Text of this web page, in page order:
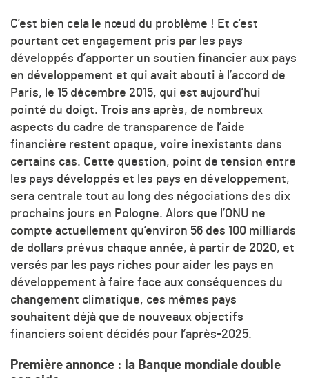
C’est bien cela le nœud du problème ! Et c’est
pourtant cet engagement pris par les pays
développés d’apporter un soutien financier aux pays
en développement et qui avait abouti à l’accord de
Paris, le 15 décembre 2015, qui est aujourd’hui
pointé du doigt. Trois ans après, de nombreux
aspects du cadre de transparence de l’aide
financière restent opaque, voire inexistants dans
certains cas. Cette question, point de tension entre
les pays développés et les pays en développement,
sera centrale tout au long des négociations des dix
prochains jours en Pologne. Alors que l’ONU ne
compte actuellement qu’environ 56 des 100 milliards
de dollars prévus chaque année, à partir de 2020, et
versés par les pays riches pour aider les pays en
développement à faire face aux conséquences du
changement climatique, ces mêmes pays
souhaitent déjà que de nouveaux objectifs
financiers soient décidés pour l’après-2025.
Première annonce : la Banque mondiale double